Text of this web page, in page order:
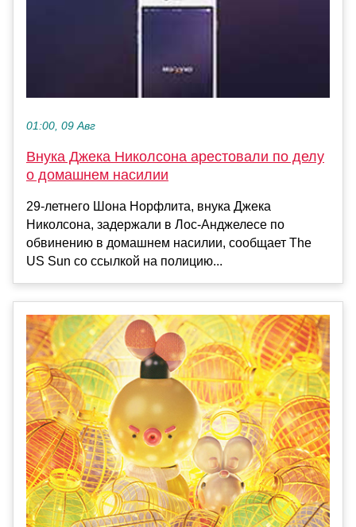
01:00, 09 Авг
Внука Джека Николсона арестовали по делу
о домашнем насилии
29-летнего Шона Норфлита, внука Джека
Николсона, задержали в Лос-Анджелесе по
обвинению в домашнем насилии, сообщает The
US Sun со ссылкой на полицию...